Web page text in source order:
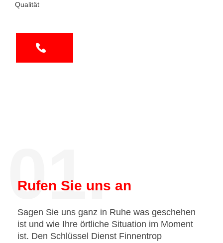
Qualität
01.
Rufen Sie uns an
Sagen Sie uns ganz in Ruhe was geschehen
ist und wie Ihre örtliche Situation im Moment
ist. Den Schlüssel Dienst Finnentrop